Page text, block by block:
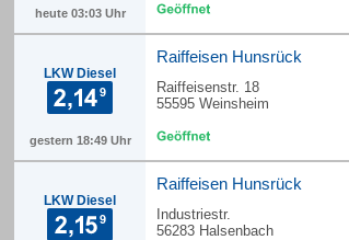
heute 03:03 Uhr
LKW Diesel
gestern 18:49 Uhr
Raiffeisen Hunsrück
Raiffeisenstr. 18
55595 Weinsheim
LKW Diesel
Raiffeisen Hunsrück
Industriestr.
56283 Halsenbach